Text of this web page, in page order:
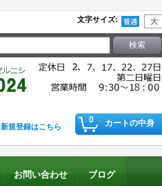
文字サイズ:
0 カートの中身
新規登録はこちら
お問い合わせ ブログ